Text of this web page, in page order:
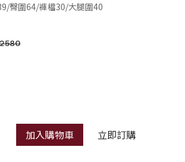
臀圍64/褲檔30/大腿圍40
加入購物車 立即訂購